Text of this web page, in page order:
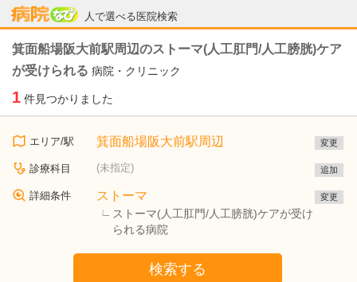
人で選べる医院検索
病院なび
箕面船場阪大前駅周辺のストーマ(人工肛門/人工膀胱)ケア
が受けられる 病院・クリニック
1 件見つかりました
エリア/駅 箕面船場阪大前駅周辺 変更
診療科目 (未指定) 追加
詳細条件 ストーマ
ストーマ(人工肛門/人工膀胱)ケアが受け
られる病院
変更
検索する